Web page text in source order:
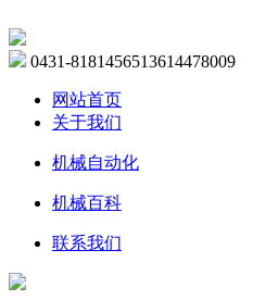
0431-8181456513614478009
网站首页
关于我们
机械自动化
机械百科
联系我们